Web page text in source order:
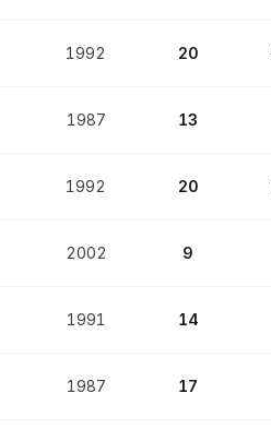
1992 20
1987 13
1992 20
2002 9
1991 14
1987 17